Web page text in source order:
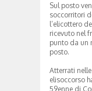
Sul posto
soccorritori
l’elicottero
ricevuto nel
punto da un
posto.
Atterrati
elisoccorso
59enne di